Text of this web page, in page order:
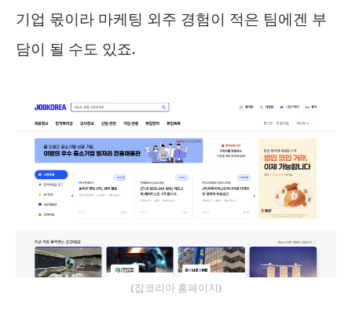
기업 몫이라 마케팅 외주 경험이 적은 팀에겐 부
담이 될 수도 있죠.
(잡코리아 홈페이지)